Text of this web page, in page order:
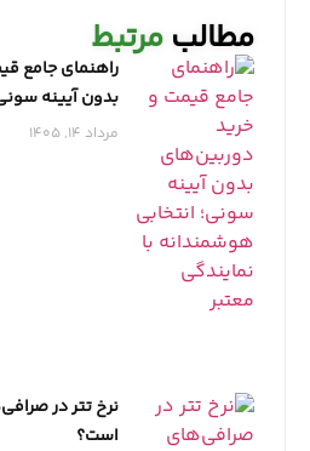
مطالب مرتبط
راهنمای جامع
بدون آیینه
نمایندگی معتبر
مرداد 14, 1405
نرخ تتر در
است؟